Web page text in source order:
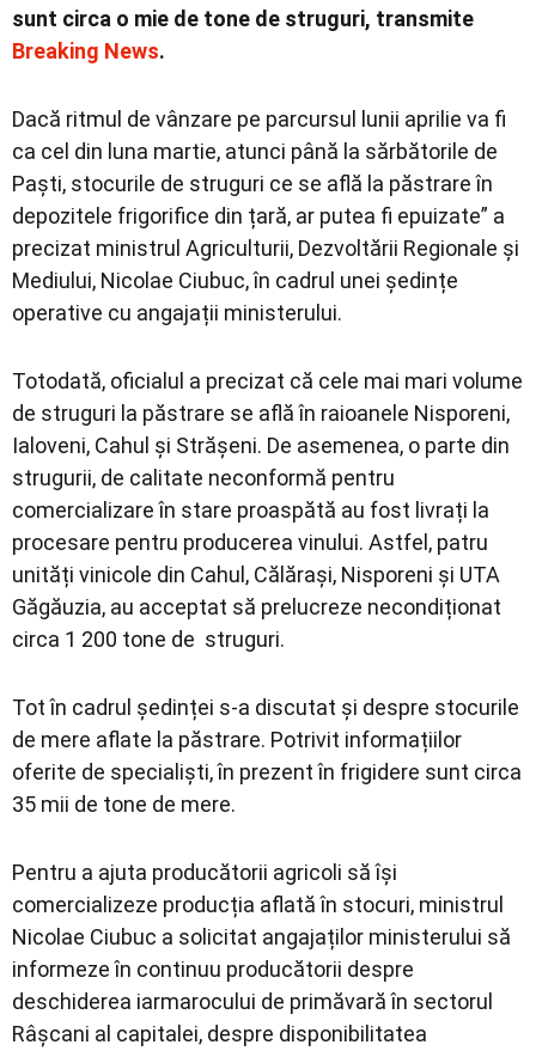
sunt circa o mie de tone de struguri, transmite
Breaking News.
Dacă ritmul de vânzare pe parcursul lunii aprilie va fi
ca cel din luna martie, atunci până la sărbătorile de
Paști, stocurile de struguri ce se află la păstrare în
depozitele frigorifice din țară, ar putea fi epuizate” a
precizat ministrul Agriculturii, Dezvoltării Regionale și
Mediului, Nicolae Ciubuc, în cadrul unei ședințe
operative cu angajații ministerului.
Totodată, oficialul a precizat că cele mai mari volume
de struguri la păstrare se află în raioanele Nisporeni,
Ialoveni, Cahul și Strășeni. De asemenea, o parte din
strugurii, de calitate neconformă pentru
comercializare în stare proaspătă au fost livrați la
procesare pentru producerea vinului. Astfel, patru
unități vinicole din Cahul, Călărași, Nisporeni și UTA
Găgăuzia, au acceptat să prelucreze necondiționat
circa 1 200 tone de struguri.
Tot în cadrul ședinței s-a discutat și despre stocurile
de mere aflate la păstrare. Potrivit informațiilor
oferite de specialiști, în prezent în frigidere sunt circa
35 mii de tone de mere.
Pentru a ajuta producătorii agricoli să își
comercializeze producția aflată în stocuri, ministrul
Nicolae Ciubuc a solicitat angajaților ministerului să
informeze în continuu producătorii despre
deschiderea iarmarocului de primăvară în sectorul
Râșcani al capitalei, despre disponibilitatea